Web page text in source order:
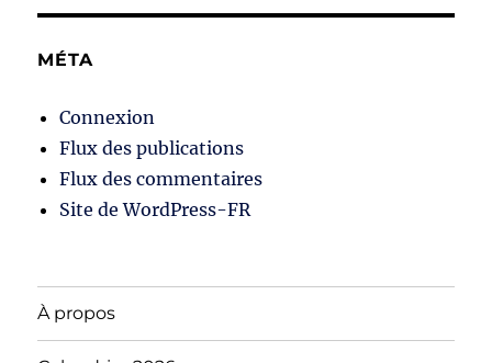
MÉTA
Connexion
Flux des publications
Flux des commentaires
Site de WordPress-FR
À propos